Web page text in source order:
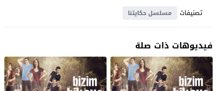
تصنيفات
مسلسل حكايتنا
فيديوهات ذات صلة